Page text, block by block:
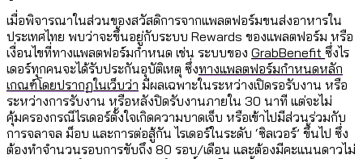
เมื่อพิจารณาในส่วนของสวัสดิการจากแพลตฟอร์มขนส่งอาหารใน
ประเทศไทย พบว่าจะขึ้นอยู่กับระบบ Rewards ของแพลตฟอร์ม หรือ
เงื่อนไขที่ทางแพลตฟอร์มกำหนด เช่น ระบบของ GrabBenefit ซึ่งไร
เดอร์ทุกคนจะได้รับประกันอุบัติเหตุ ซึ่งทางแพลตฟอร์มกำหนดหลัก
เกณฑ์โดยปรากฏในเว็บว่า มีผลเฉพาะในระหว่างเปิดรอรับงาน หรือ
ระหว่างการรับงาน หรือหลังปิดรับงานภายใน 30 นาที แต่จะไม่
คุ้มครองกรณีไรเดอร์ตั้งใจเกิดความบาดเจ็บ หรือเข้าไปมีส่วนร่วมกับ
การจลาจล ม็อบ และการต่อสู้กัน ไรเดอร์ในระดับ ‘ซิลเวอร์’ ขึ้นไป ซึ่ง
ต้องทำจำนวนรอบการขับถึง 80 รอบ/เดือน และต้องมีคะแนนดาวไม่